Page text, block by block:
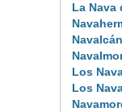
La Nava
Navalcán
Los
Los